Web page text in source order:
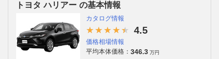
トヨタ ハリアー の基本情報
カタログ情報
4.5
価格相場情報
平均本体価格： 346.3 万円